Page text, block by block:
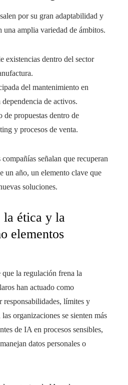
por su gran adaptabilidad y
una amplia variedad de ámbitos.
existencias dentro del sector
del mantenimiento en
de activos.
de propuestas dentro de
y procesos de venta.
señalan que recuperan
un año, un elemento clave que
soluciones.
la ética y la
elementos
la regulación frena la
han actuado como
responsabilidades, límites y
organizaciones se sienten más
de IA en procesos sensibles,
datos personales o